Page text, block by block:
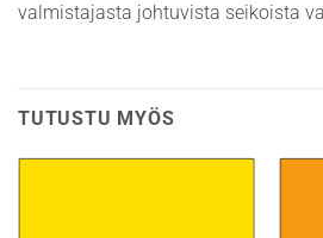
valmistajasta johtuvista seikoista
TUTUSTU MYÖS